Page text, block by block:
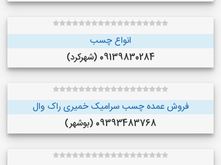
انواع چسب
09139830284 (شهرکرد)
فروش عمده چسب سرامیک خمیری راک وال
09393483768 (بوشهر)